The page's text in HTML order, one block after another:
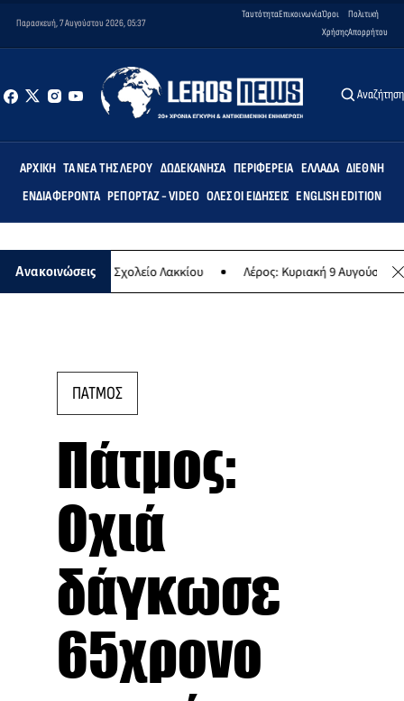
Παρασκευή, 7 Αυγούστου 2026, 05:37
ΤαυτότηταΕπικοινωνίαΌροι
Χρήσης
Πολιτική
Απορρήτου
Αναζήτηση
ΑΡΧΙΚΉ ΤΑ ΝΈΑ ΤΗΣ ΛΈΡΟΥ ΔΩΔΕΚΆΝΗΣΑ ΠΕΡΙΦΈΡΕΙΑ ΕΛΛΆΔΑ ΔΙΕΘΝΉ
ΕΝΔΙΑΦΈΡΟΝΤΑ ΡΕΠΟΡΤΆΖ - VIDEO ΌΛΕΣ ΟΙ ΕΙΔΉΣΕΙΣ ENGLISH EDITION
Ανακοινώσεις
Δημοτικό Σχολείο Λακκίου Λέρος: Κυριακή 9 Αυγούστου το
ΠΑΤΜΟΣ
Πάτμος:
Οχιά
δάγκωσε
65χρονο